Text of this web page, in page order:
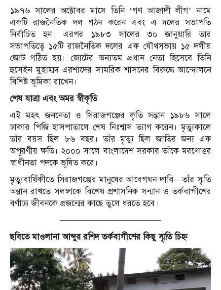
১৯৭৬ সালের অক্টোবর মাসে তিনি ‘গণ আজাদী লীগ’ নামে
একটি রাজনৈতিক দল গঠন করেন এবং এ দলের সভাপতি
নির্বাচিত হন। এরপর ১৯৮৩ সালের ৩০ জানুয়ারি তার
সভাপতিত্বে ১৫টি রাজনৈতিক দলের এক যৌথসভায় ১৫ দলীয়
জোট গঠিত হয়। জোটের অন্যতম প্রধান নেতা হিসেবে তিনি
হুসেইন মুহাম্মদ এরশাদের সামরিক শাসনের বিরুদ্ধে আন্দোলনে
বিশিষ্ট ভূমিকা রাখেন।
শেষ যাত্রা এবং অমর স্বীকৃতি
এই মহৎ জননেতা ও সিরাজগঞ্জের কৃতি সন্তান ১৯৮৬ সালে
ঢাকার পিজি হাসপাতালে শেষ নিঃশ্বাস ত্যাগ করেন। মৃত্যুকালে
তাঁর বয়স ছিল ৮৬ বছর। তাঁর মৃত্যু ছিল জাতির জন্য এক
অপূরণীয় ক্ষতি। ২০০০ সালে বাংলাদেশ সরকার তাঁকে মরণোত্তর
স্বাধীনতা পদকে ভূষিত করে।
মৃত্যুবার্ষিকীতে সিরাজগঞ্জের মানুষের আবেগঘন দাবি—তাঁর স্মৃতি
অম্লান রাখতে সলঙ্গাকে বিশেষ প্রশাসনিক সন্মান ও তর্কবাগীশের
বর্ণাঢ্য জীবনকে প্রজন্মের কাছে তুলে ধরতে হবে।
————————————
ছবিতে মাওলানা আব্দুর রশিদ তর্কবাগীশের কিছু স্মৃতি চিহ্ন